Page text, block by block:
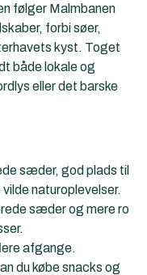
følger Malmbanen
forbi søer,
kyst. Toget
både lokale og
eller det barske
sæder, god plads til
naturoplevelser.
sæder og mere ro
afgange.
du købe snacks og